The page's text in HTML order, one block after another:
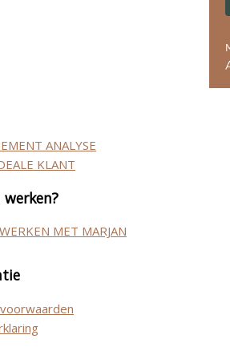
ANALYSE
KLANT
MET MARJAN